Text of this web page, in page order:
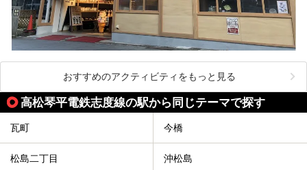
おすすめのアクティビティをもっと見る
高松琴平電鉄志度線の駅から同じテーマで探す
瓦町 今橋
松島二丁目 沖松島